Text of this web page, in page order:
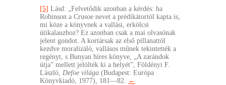
[5] Lásd: „Felvetődik azonban a kérdés: ha
Robinson a Crusoe nevet a prédikátortól kapta is,
mi köze a könyvnek a vallási, erkölcsi
útikalauzhoz? Ez azonban csak a mai olvasónak
jelent gondot. A kortársak az első pillanattól
kezdve moralizáló, vallásos műnek tekintették a
regényt, s Bunyan híres könyve, „A zarándok
útja” mellett jelölték ki a helyét”, Földényi F.
László, Defoe világa (Budapest: Európa
Könyvkiadó, 1977), 181—82.
←